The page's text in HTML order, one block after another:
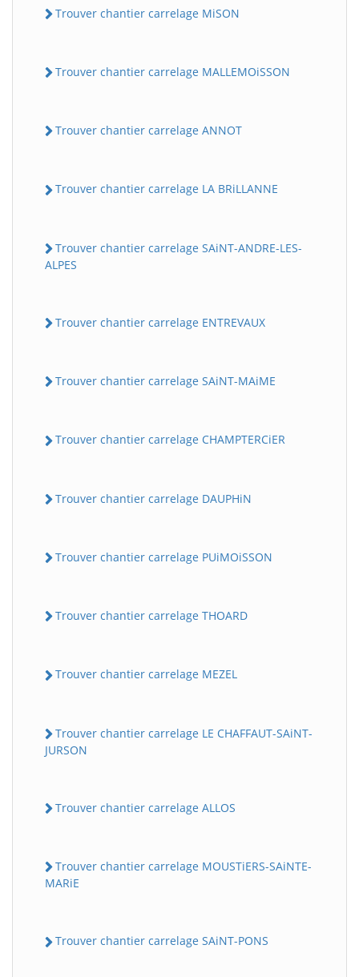
Trouver chantier carrelage MiSON
Trouver chantier carrelage MALLEMOiSSON
Trouver chantier carrelage ANNOT
Trouver chantier carrelage LA BRiLLANNE
Trouver chantier carrelage SAiNT-ANDRE-LES-
ALPES
Trouver chantier carrelage ENTREVAUX
Trouver chantier carrelage SAiNT-MAiME
Trouver chantier carrelage CHAMPTERCiER
Trouver chantier carrelage DAUPHiN
Trouver chantier carrelage PUiMOiSSON
Trouver chantier carrelage THOARD
Trouver chantier carrelage MEZEL
Trouver chantier carrelage LE CHAFFAUT-SAiNT-
JURSON
Trouver chantier carrelage ALLOS
Trouver chantier carrelage MOUSTiERS-SAiNTE-
MARiE
Trouver chantier carrelage SAiNT-PONS